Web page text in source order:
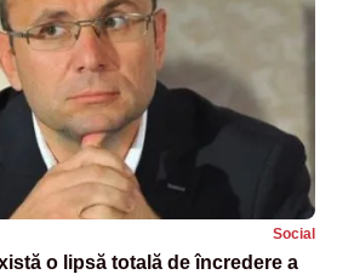
Social
o lipsă totală de încredere a